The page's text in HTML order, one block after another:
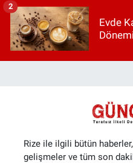
Evde
2
Rize ile ilgili bütün
gelişmeler ve tüm son